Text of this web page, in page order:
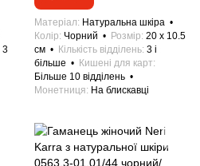
3
Матеріал
Натуральна шкіра
Колір Чорний Розмір 20 x 10.5
см
Кількість відділень 3 і
більше
Кишені для карт
Більше 10 відділень
Монетниця
На блискавці